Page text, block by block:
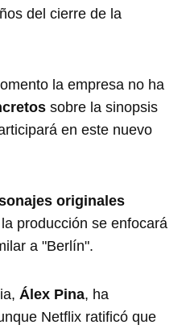
del cierre de la
la empresa no ha
sobre la sinopsis
en este nuevo
originales
producción se enfocará
a "Berlín".
Álex Pina, ha
Netflix ratificó que